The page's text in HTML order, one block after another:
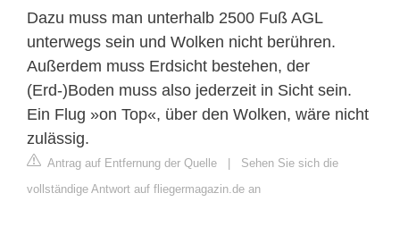
Dazu muss man unterhalb 2500 Fuß AGL
unterwegs sein und Wolken nicht berühren.
Außerdem muss Erdsicht bestehen, der
(Erd-)Boden muss also jederzeit in Sicht sein.
Ein Flug »on Top«, über den Wolken, wäre nicht
zulässig.
Antrag auf Entfernung der Quelle
Sehen Sie sich die
vollständige Antwort auf fliegermagazin.de an